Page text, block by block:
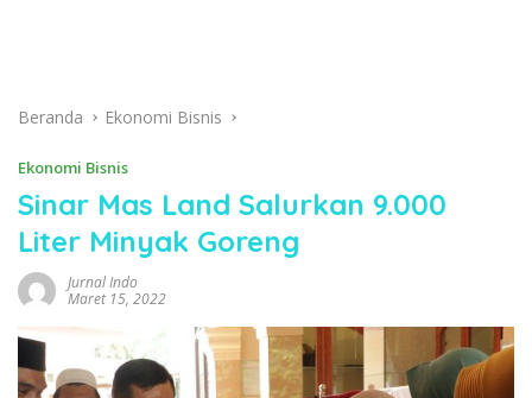
Beranda Ekonomi Bisnis
Ekonomi Bisnis
Sinar Mas Land Salurkan 9.000
Liter Minyak Goreng
Jurnal Indo
Maret 15, 2022